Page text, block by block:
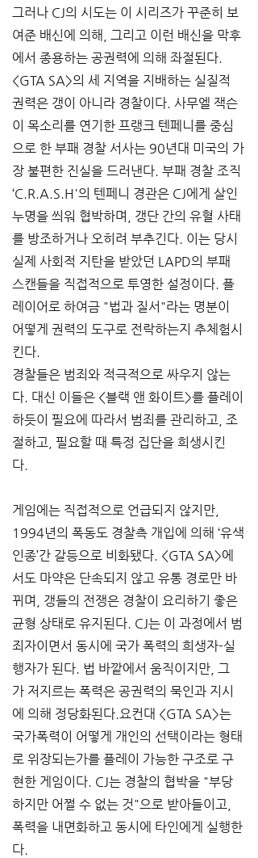
그러나 CJ의 시도는 이 시리즈가 꾸준히 보
여준 배신에 의해, 그리고 이런 배신을 막후
에서 종용하는 공권력에 의해 좌절된다.
<GTA SA>의 세 지역을 지배하는 실질적
권력은 갱이 아니라 경찰이다. 사무엘 잭슨
이 목소리를 연기한 프랭크 텐페니를 중심
으로 한 부패 경찰 서사는 90년대 미국의 가
장 불편한 진실을 드러낸다. 부패 경찰 조직
‘C.R.A.S.H'의 텐페니 경관은 CJ에게 살인
누명을 씌워 협박하며, 갱단 간의 유혈 사태
를 방조하거나 오히려 부추긴다. 이는 당시
실제 사회적 지탄을 받았던 LAPD의 부패
스캔들을 직접적으로 투영한 설정이다. 플
레이어로 하여금 "법과 질서"라는 명분이
어떻게 권력의 도구로 전락하는지 추체험시
킨다.
경찰들은 범죄와 적극적으로 싸우지 않는
다. 대신 이들은 <블랙 앤 화이트>를 플레이
하듯이 필요에 따라서 범죄를 관리하고, 조
절하고, 필요할 때 특정 집단을 희생시킨
다.
게임에는 직접적으로 언급되지 않지만,
1994년의 폭동도 경찰측 개입에 의해 ‘유색
인종’간 갈등으로 비화됐다. <GTA SA>에
서도 마약은 단속되지 않고 유통 경로만 바
뀌며, 갱들의 전쟁은 경찰이 요리하기 좋은
균형 상태로 유지된다. CJ는 이 과정에서 범
죄자이면서 동시에 국가 폭력의 희생자-실
행자가 된다. 법 바깥에서 움직이지만, 그
가 저지르는 폭력은 공권력의 묵인과 지시
에 의해 정당화된다.요컨대 <GTA SA>는
국가폭력이 어떻게 개인의 선택이라는 형태
로 위장되는가를 플레이 가능한 구조로 구
현한 게임이다. CJ는 경찰의 협박을 "부당
하지만 어쩔 수 없는 것"으로 받아들이고,
폭력을 내면화하고 동시에 타인에게 실행한
다.